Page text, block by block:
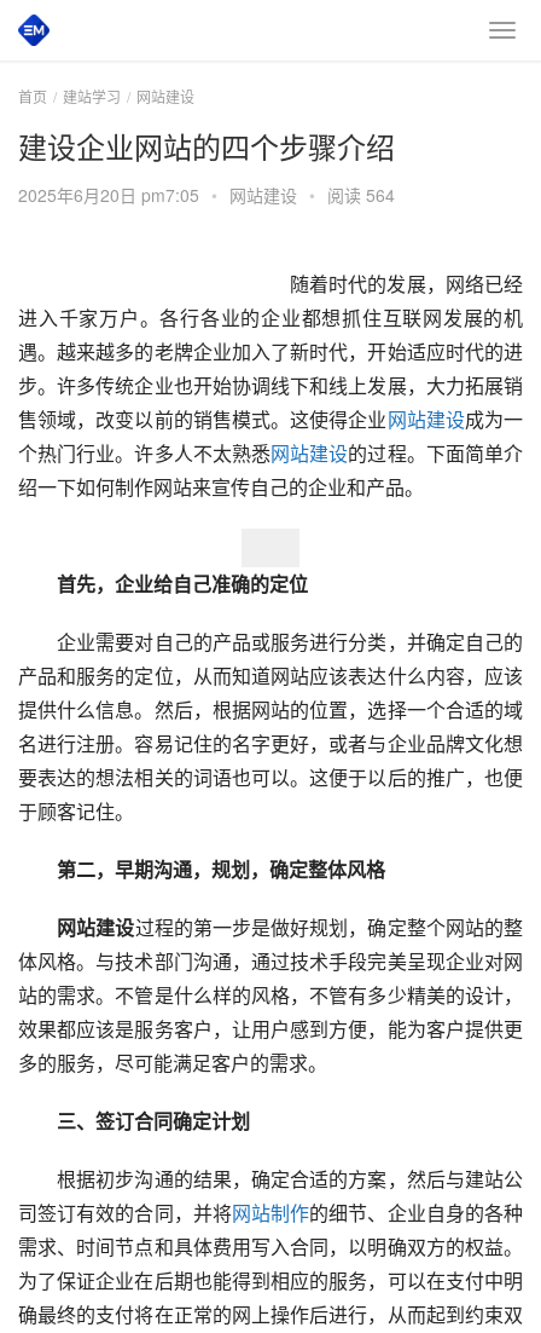
首页 建站学习 网站建设
建设企业网站的四个步骤介绍
2025年6月20日 pm7:05 • 网站建设 • 阅读 564
随着时代的发展，网络已经
进入千家万户。各行各业的企业都想抓住互联网发展的机
遇。越来越多的老牌企业加入了新时代，开始适应时代的进
步。许多传统企业也开始协调线下和线上发展，大力拓展销
售领域，改变以前的销售模式。这使得企业网站建设成为一
个热门行业。许多人不太熟悉网站建设的过程。下面简单介
绍一下如何制作网站来宣传自己的企业和产品。
首先，企业给自己准确的定位
企业需要对自己的产品或服务进行分类，并确定自己的
产品和服务的定位，从而知道网站应该表达什么内容，应该
提供什么信息。然后，根据网站的位置，选择一个合适的域
名进行注册。容易记住的名字更好，或者与企业品牌文化想
要表达的想法相关的词语也可以。这便于以后的推广，也便
于顾客记住。
第二，早期沟通，规划，确定整体风格
网站建设过程的第一步是做好规划，确定整个网站的整
体风格。与技术部门沟通，通过技术手段完美呈现企业对网
站的需求。不管是什么样的风格，不管有多少精美的设计，
效果都应该是服务客户，让用户感到方便，能为客户提供更
多的服务，尽可能满足客户的需求。
三、签订合同确定计划
根据初步沟通的结果，确定合适的方案，然后与建站公
司签订有效的合同，并将网站制作的细节、企业自身的各种
需求、时间节点和具体费用写入合同，以明确双方的权益。
为了保证企业在后期也能得到相应的服务，可以在支付中明
确最终的支付将在正常的网上操作后进行，从而起到约束双